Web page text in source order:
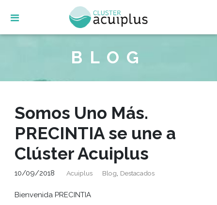
BLOG
Somos Uno Más.
PRECINTIA se une a
Clúster Acuiplus
10/09/2018 Acuiplus Blog, Destacados
Bienvenida PRECINTIA